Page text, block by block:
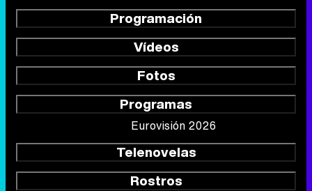
Programación
Vídeos
Fotos
Programas
Eurovisión 2026
Telenovelas
Rostros